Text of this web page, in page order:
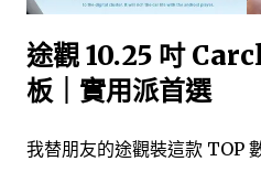
途觀 10.25 吋
板｜實用派首選
我替朋友的途觀裝這款 TOP